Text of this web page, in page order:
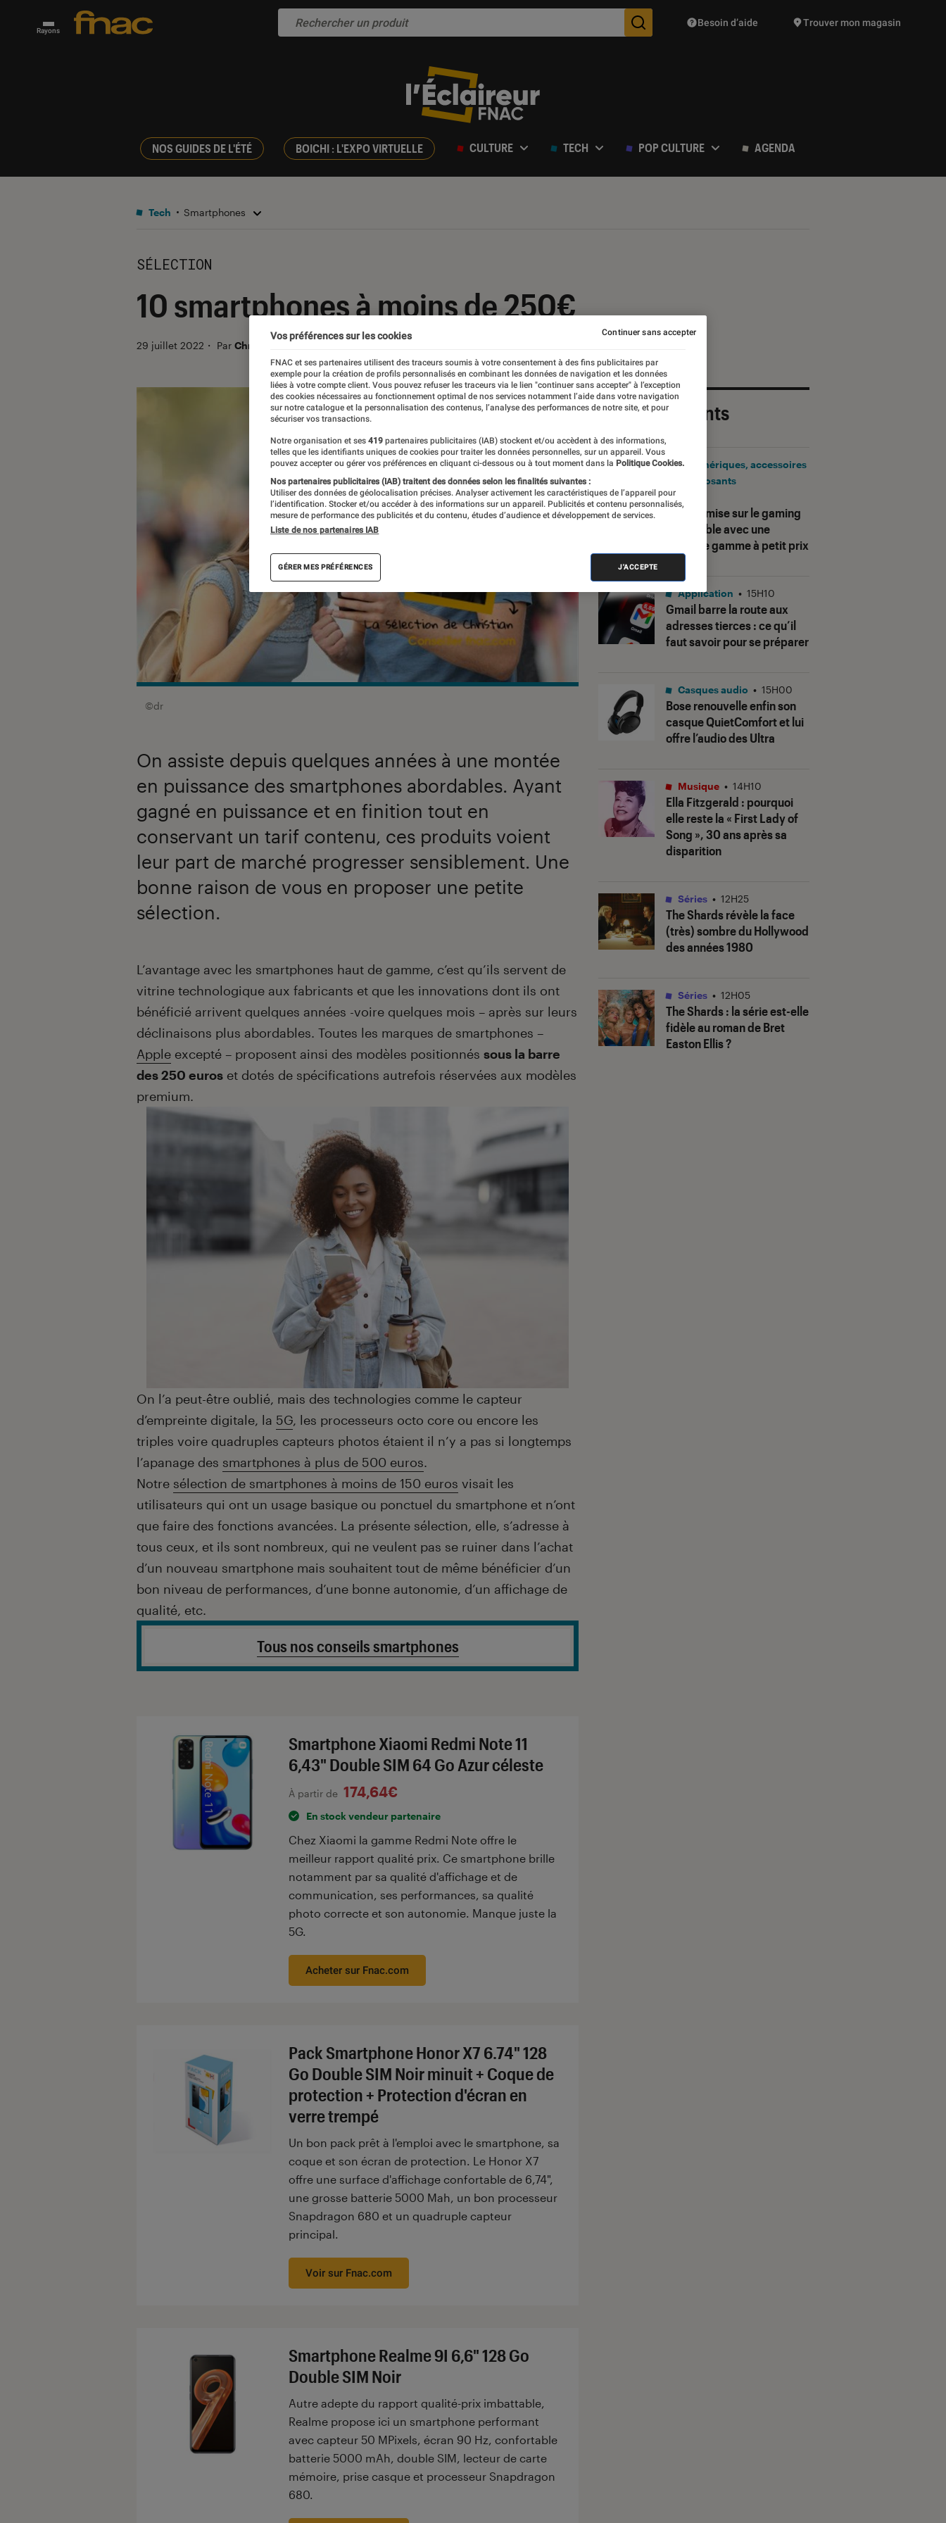
Rayons Des suggestions de produits vont vous être proposées
Besoin d’aide Trouver mon magasin
NOS GUIDES DE L'ÉTÉ BOICHI : L'EXPO VIRTUELLE CULTURE TECH POP CULTURE AGENDA
Tech Smartphones
SÉLECTION
10 smartphones à moins de 250€
29 juillet 2022 ・ Par Christian Ferreol
©dr
On assiste depuis quelques années à une montée
en puissance des smartphones abordables. Ayant
gagné en puissance et en finition tout en
conservant un tarif contenu, ces produits voient
leur part de marché progresser sensiblement. Une
bonne raison de vous en proposer une petite
sélection.
Introduction
L’avantage avec les smartphones haut de gamme, c’est qu’ils servent de
vitrine technologique aux fabricants et que les innovations dont ils ont
bénéficié arrivent quelques années -voire quelques mois – après sur leurs
déclinaisons plus abordables. Toutes les marques de smartphones –
Apple excepté – proposent ainsi des modèles positionnés sous la barre
des 250 euros et dotés de spécifications autrefois réservées aux modèles
premium.
On l’a peut-être oublié, mais des technologies comme le capteur
d’empreinte digitale, la 5G, les processeurs octo core ou encore les
triples voire quadruples capteurs photos étaient il n’y a pas si longtemps
l’apanage des smartphones à plus de 500 euros.
Notre sélection de smartphones à moins de 150 euros visait les
utilisateurs qui ont un usage basique ou ponctuel du smartphone et n’ont
que faire des fonctions avancées. La présente sélection, elle, s’adresse à
tous ceux, et ils sont nombreux, qui ne veulent pas se ruiner dans l’achat
d’un nouveau smartphone mais souhaitent tout de même bénéficier d’un
bon niveau de performances, d’une bonne autonomie, d’un affichage de
qualité, etc.
Tous nos conseils smartphones
Smartphone Xiaomi Redmi Note 11
6,43" Double SIM 64 Go Azur céleste
À partir de 174,64€
En stock vendeur partenaire
Chez Xiaomi la gamme Redmi Note offre le
meilleur rapport qualité prix. Ce smartphone brille
notamment par sa qualité d'affichage et de
communication, ses performances, sa qualité
photo correcte et son autonomie. Manque juste la
5G.
Acheter sur Fnac.com
Pack Smartphone Honor X7 6.74" 128
Go Double SIM Noir minuit + Coque de
protection + Protection d'écran en
verre trempé
Un bon pack prêt à l'emploi avec le smartphone, sa
coque et son écran de protection. Le Honor X7
offre une surface d'affichage confortable de 6,74",
une grosse batterie 5000 Mah, un bon processeur
Snapdragon 680 et un quadruple capteur
principal.
Voir sur Fnac.com
Smartphone Realme 9I 6,6" 128 Go
Double SIM Noir
Autre adepte du rapport qualité-prix imbattable,
Realme propose ici un smartphone performant
avec capteur 50 MPixels, écran 90 Hz, confortable
batterie 5000 mAh, double SIM, lecteur de carte
mémoire, prise casque et processeur Snapdragon
680.
Les plus récents
Corsair mise sur le gaming
accessible avec une
nouvelle gamme à petit prix
Périphériques, accessoires
et composants
•
Gmail barre la route aux
adresses tierces : ce qu’il
faut savoir pour se préparer
Application • 15H10
Bose renouvelle enfin son
casque QuietComfort et lui
offre l’audio des Ultra
Casques audio • 15H00
Ella Fitzgerald : pourquoi
elle reste la « First Lady of
Song », 30 ans après sa
disparition
Musique • 14H10
The Shardsrévèle la face
(très) sombre du Hollywood
des années 1980
Séries • 12H25
The Shards: la série est-elle
fidèle au roman de Bret
Easton Ellis ?
Séries • 12H05
Vos préférences sur les cookies
FNAC et ses partenaires utilisent des traceurs soumis à votre consentement à des fins publicitaires par
exemple pour la création de profils personnalisés en combinant les données de navigation et les données
liées à votre compte client. Vous pouvez refuser les traceurs via le lien "continuer sans accepter" à l’exception
des cookies nécessaires au fonctionnement optimal de nos services notamment l’aide dans votre navigation
sur notre catalogue et la personnalisation des contenus, l’analyse des performances de notre site, et pour
sécuriser vos transactions.
Notre organisation et ses 419 partenaires publicitaires (IAB) stockent et/ou accèdent à des informations,
telles que les identifiants uniques de cookies pour traiter les données personnelles, sur un appareil. Vous
pouvez accepter ou gérer vos préférences en cliquant ci-dessous ou à tout moment dans la Politique Cookies.
Nos partenaires publicitaires (IAB) traitent des données selon les finalités suivantes :
Utiliser des données de géolocalisation précises. Analyser activement les caractéristiques de l’appareil pour
l’identification. Stocker et/ou accéder à des informations sur un appareil. Publicités et contenu personnalisés,
mesure de performance des publicités et du contenu, études d’audience et développement de services.
Liste de nos partenaires IAB
GÉRER MES PRÉFÉRENCES J'ACCEPTE
Continuer sans accepter